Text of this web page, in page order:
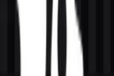
masa pengembangan awal di
visualnya khas?
simbol berbentuk gear
tampilan hitam